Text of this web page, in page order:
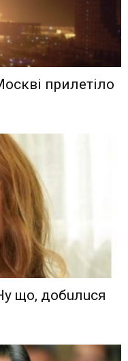
прилетіло
що, дoбuлuся